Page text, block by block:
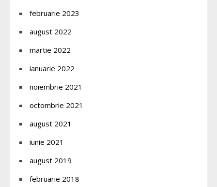
februarie 2023
august 2022
martie 2022
ianuarie 2022
noiembrie 2021
octombrie 2021
august 2021
iunie 2021
august 2019
februarie 2018